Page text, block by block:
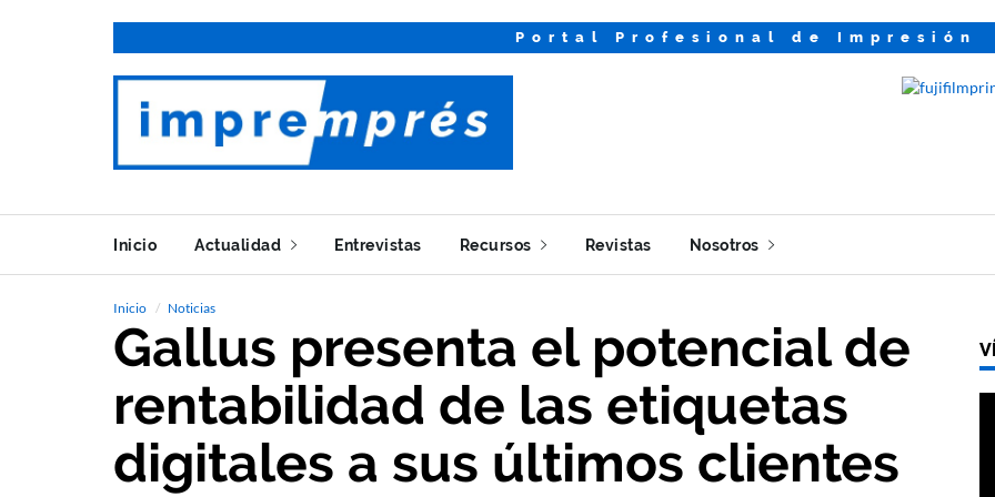
Portal Profesional de Impresión
Inicio Actualidad Entrevistas Recursos Revistas Nosotros
Inicio Noticias
Gallus presenta el potencial de
rentabilidad de las etiquetas
digitales a sus últimos clientes